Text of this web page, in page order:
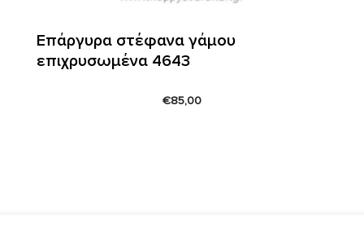
Επάργυρα στέφανα γάμου
επιχρυσωμένα 4643
€85,00